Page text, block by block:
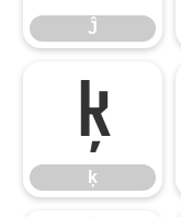
Ĵ
ķ
ķ